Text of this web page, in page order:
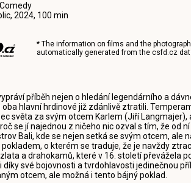
2024, 100 min
* The information on films and the
automatically generated from the csfd.cz
příběh nejen o hledání legendárního a
hlavní hrdinové již zdánlivě ztratili.
světa za svým otcem Karlem (Jiří
se jí najednou z ničeho nic ozval s tím, že od
Bali, kde se nejen setká se svým otcem, ale
pokladem, o kterém se traduje, že je navždy
a drahokamů, které v 16. století převážela
díky své bojovnosti a tvrdohlavosti jedinečnou
otcem, ale možná i tento bájný poklad.